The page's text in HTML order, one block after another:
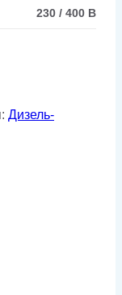
230 / 400 В
Дизель-